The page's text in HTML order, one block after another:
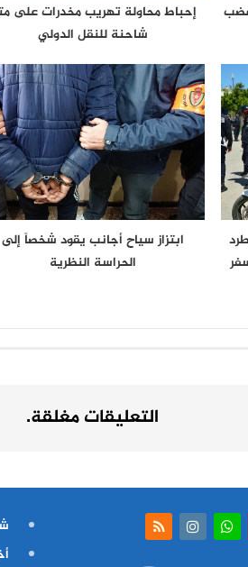
غضب
إحباط محاولة تهريب مخدرات على
شاحنة للنقل الدولي
ابتزاز سياح أجانب يقود شخصاً إلى
الحراسة النظرية
التعليقات مغلقة.